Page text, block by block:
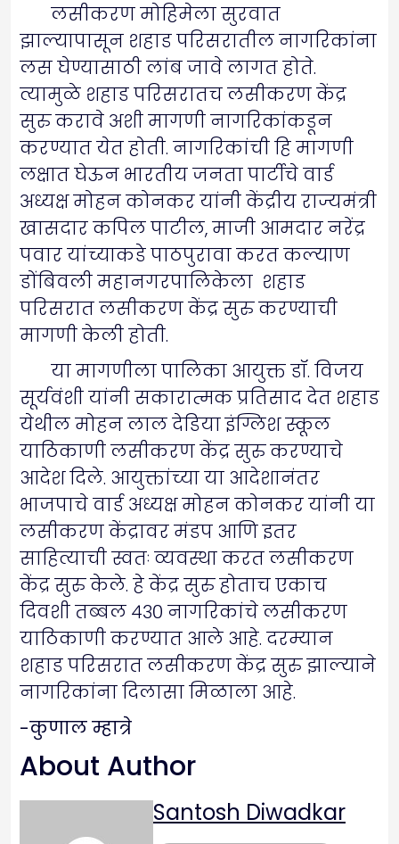
लसीकरण मोहिमेला सुरवात
झाल्यापासून शहाड परिसरातील नागरिकांना
लस घेण्यासाठी लांब जावे लागत होते.
त्यामुळे शहाड परिसरातच लसीकरण केंद्र
सुरु करावे अशी मागणी नागरिकांकडून
करण्यात येत होती. नागरिकांची हि मागणी
लक्षात घेऊन भारतीय जनता पार्टीचे वार्ड
अध्यक्ष मोहन कोनकर यांनी केंद्रीय राज्यमंत्री
खासदार कपिल पाटील, माजी आमदार नरेंद्र
पवार यांच्याकडे पाठपुरावा करत कल्याण
डोंबिवली महानगरपालिकेला शहाड
परिसरात लसीकरण केंद्र सुरु करण्याची
मागणी केली होती.
या मागणीला पालिका आयुक्त डॉ. विजय
सूर्यवंशी यांनी सकारात्मक प्रतिसाद देत शहाड
येथील मोहन लाल देडिया इंग्लिश स्कूल
याठिकाणी लसीकरण केंद्र सुरु करण्याचे
आदेश दिले. आयुक्तांच्या या आदेशानंतर
भाजपाचे वार्ड अध्यक्ष मोहन कोनकर यांनी या
लसीकरण केंद्रावर मंडप आणि इतर
साहित्याची स्वतः व्यवस्था करत लसीकरण
केंद्र सुरु केले. हे केंद्र सुरु होताच एकाच
दिवशी तब्बल ४३० नागरिकांचे लसीकरण
याठिकाणी करण्यात आले आहे. दरम्यान
शहाड परिसरात लसीकरण केंद्र सुरु झाल्याने
नागरिकांना दिलासा मिळाला आहे.
-कुणाल म्हात्रे
About Author
Santosh Diwadkar